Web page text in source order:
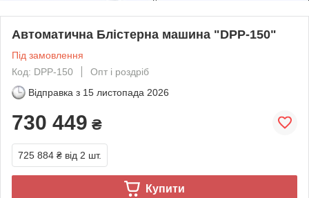
Автоматична Блістерна машина "DPP-150"
Під замовлення
Код: DPP-150
Опт і роздріб
Відправка з 15 листопада 2026
730 449 ₴
725 884 ₴ від 2 шт.
Купити